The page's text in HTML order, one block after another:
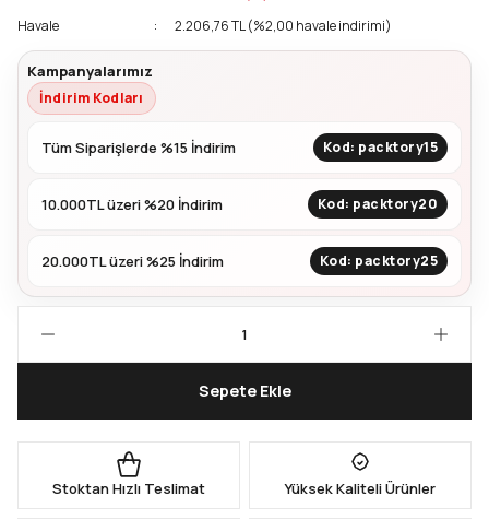
Geri Dönüştürülebilir Doypack
Havale 2.206,76 TL (%2,00 havale indirimi)
Kampanyalarımız
İndirim Kodları
Tüm Siparişlerde %15 İndirim Kod: packtory15
10.000TL üzeri %20 İndirim Kod: packtory20
20.000TL üzeri %25 İndirim Kod: packtory25
Sepete Ekle
Stoktan Hızlı Teslimat Yüksek Kaliteli Ürünler